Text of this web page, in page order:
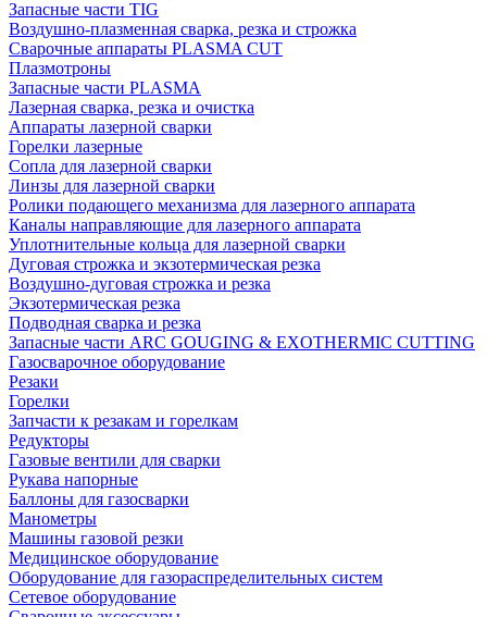
Запасные части TIG
Воздушно-плазменная сварка, резка и строжка
Сварочные аппараты PLASMA CUT
Плазмотроны
Запасные части PLASMA
Лазерная сварка, резка и очистка
Аппараты лазерной сварки
Горелки лазерные
Сопла для лазерной сварки
Линзы для лазерной сварки
Ролики подающего механизма для лазерного аппарата
Каналы направляющие для лазерного аппарата
Уплотнительные кольца для лазерной сварки
Дуговая строжка и экзотермическая резка
Воздушно-дуговая строжка и резка
Экзотермическая резка
Подводная сварка и резка
Запасные части ARC GOUGING & EXOTHERMIC CUTTING
Газосварочное оборудование
Резаки
Горелки
Запчасти к резакам и горелкам
Редукторы
Газовые вентили для сварки
Рукава напорные
Баллоны для газосварки
Манометры
Машины газовой резки
Медицинское оборудование
Оборудование для газораспределительных систем
Сетевое оборудование